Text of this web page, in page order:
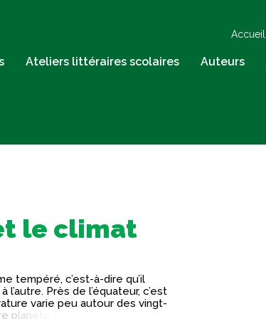
Accueil
Ateliers littéraires scolaires Auteurs
le climat
tempéré, c’est-à-dire qu’il
Près de l’équateur, c’est
varie peu autour des vingt-
planète offre tous les climats